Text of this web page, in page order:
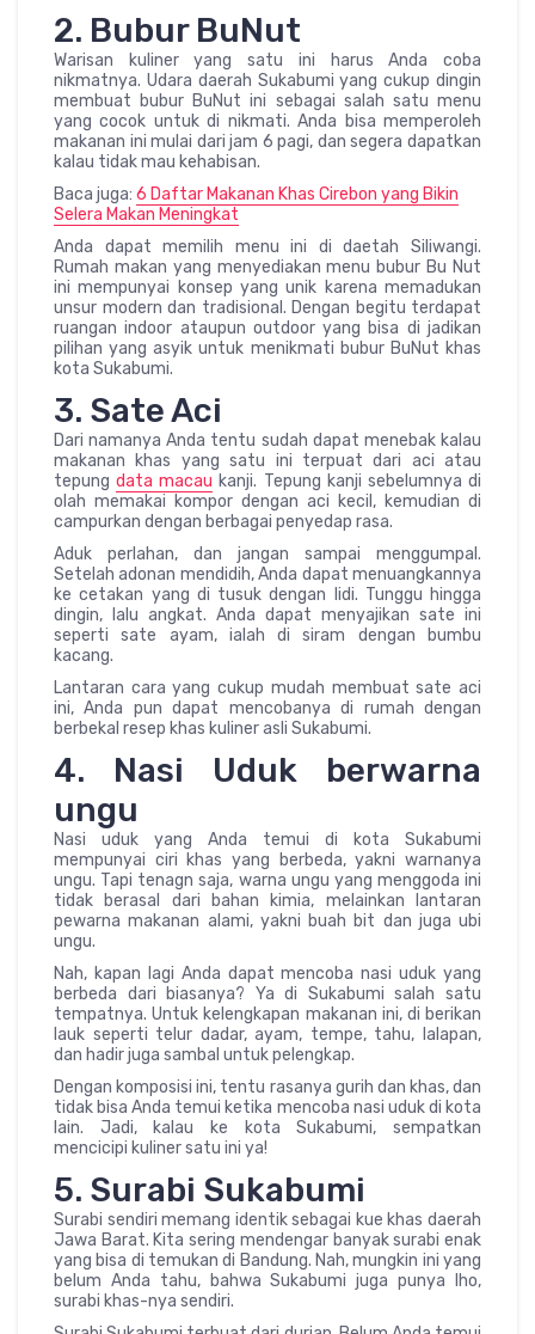
2. Bubur BuNut
Warisan kuliner yang satu ini harus Anda coba
nikmatnya. Udara daerah Sukabumi yang cukup dingin
membuat bubur BuNut ini sebagai salah satu menu
yang cocok untuk di nikmati. Anda bisa memperoleh
makanan ini mulai dari jam 6 pagi, dan segera dapatkan
kalau tidak mau kehabisan.
Baca juga: 6 Daftar Makanan Khas Cirebon yang Bikin
Selera Makan Meningkat
Anda dapat memilih menu ini di daetah Siliwangi.
Rumah makan yang menyediakan menu bubur Bu Nut
ini mempunyai konsep yang unik karena memadukan
unsur modern dan tradisional. Dengan begitu terdapat
ruangan indoor ataupun outdoor yang bisa di jadikan
pilihan yang asyik untuk menikmati bubur BuNut khas
kota Sukabumi.
3. Sate Aci
Dari namanya Anda tentu sudah dapat menebak kalau
makanan khas yang satu ini terpuat dari aci atau
tepungdata macau kanji. Tepung kanji sebelumnya di
olah memakai kompor dengan aci kecil, kemudian di
campurkan dengan berbagai penyedap rasa.
Aduk perlahan, dan jangan sampai menggumpal.
Setelah adonan mendidih, Anda dapat menuangkannya
ke cetakan yang di tusuk dengan lidi. Tunggu hingga
dingin, lalu angkat. Anda dapat menyajikan sate ini
seperti sate ayam, ialah di siram dengan bumbu
kacang.
Lantaran cara yang cukup mudah membuat sate aci
ini, Anda pun dapat mencobanya di rumah dengan
berbekal resep khas kuliner asli Sukabumi.
4. Nasi Uduk berwarna
ungu
Nasi uduk yang Anda temui di kota Sukabumi
mempunyai ciri khas yang berbeda, yakni warnanya
ungu. Tapi tenagn saja, warna ungu yang menggoda ini
tidak berasal dari bahan kimia, melainkan lantaran
pewarna makanan alami, yakni buah bit dan juga ubi
ungu.
Nah, kapan lagi Anda dapat mencoba nasi uduk yang
berbeda dari biasanya? Ya di Sukabumi salah satu
tempatnya. Untuk kelengkapan makanan ini, di berikan
lauk seperti telur dadar, ayam, tempe, tahu, lalapan,
dan hadir juga sambal untuk pelengkap.
Dengan komposisi ini, tentu rasanya gurih dan khas, dan
tidak bisa Anda temui ketika mencoba nasi uduk di kota
lain. Jadi, kalau ke kota Sukabumi, sempatkan
mencicipi kuliner satu ini ya!
5. Surabi Sukabumi
Surabi sendiri memang identik sebagai kue khas daerah
Jawa Barat. Kita sering mendengar banyak surabi enak
yang bisa di temukan di Bandung. Nah, mungkin ini yang
belum Anda tahu, bahwa Sukabumi juga punya lho,
surabi khas-nya sendiri.